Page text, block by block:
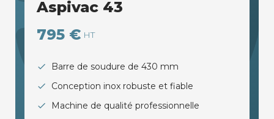
Aspivac 43
795 € HT
Barre de soudure de 430 mm
Conception inox robuste et fiable
Machine de qualité professionnelle